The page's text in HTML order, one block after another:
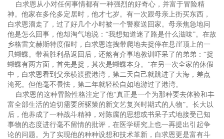
白求恩从小对任何事情都有一种强烈的好奇心，并富于冒险精
神。他家在多伦多定居时，他才七岁。有一次跟母亲上街买东西，
白求恩溜走了，过了好几个小时被一个警察送回家。母亲焦急地问
他是怎么回事，他却淘气地说：“我想知道迷了路是什么滋味”。在故
乡格雷文赫斯特度假时，白求恩连拽带爬地去捉停在悬崖顶上的一
只蝴蝶。带着胜利品返回后，还煞有介事地教训吓呆了的弟弟：“捉
蝴蝶有两方面，首先是捉，其次是蝴蝶本身。”在另一次全家的休假
中，白求恩看到父亲横渡蜜港湾，第二天自己就跳进了大海，差点
淹死。但他毫不畏怯，第二年就轻松自如地游过了港湾。
白求恩的这种冒险性格注定了他“真正是一个为那种要去体验和丰
富全部生活的迫切需要所驱策的新文艺复兴时期式的人物”。长大以
后，他养成了一种战斗精神，对陈腐的思想或书呆子式地接受已知
事物的态度进行毫不留情的批评，在医学研究上也一再提出引起争
论的问题。为了实现他的种种设想和技术革新，白求恩更是富有斗